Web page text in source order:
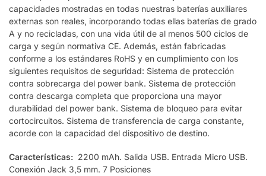
capacidades mostradas en todas nuestras baterías auxiliares
externas son reales, incorporando todas ellas baterías de grado
A y no recicladas, con una vida útil de al menos 500 ciclos de
carga y según normativa CE. Además, están fabricadas
conforme a los estándares RoHS y en cumplimiento con los
siguientes requisitos de seguridad: Sistema de protección
contra sobrecarga del power bank. Sistema de protección
contra descarga completa que proporciona una mayor
durabilidad del power bank. Sistema de bloqueo para evitar
cortocircuitos. Sistema de transferencia de carga constante,
acorde con la capacidad del dispositivo de destino.
Características: 2200 mAh. Salida USB. Entrada Micro USB.
Conexión Jack 3,5 mm. 7 Posiciones